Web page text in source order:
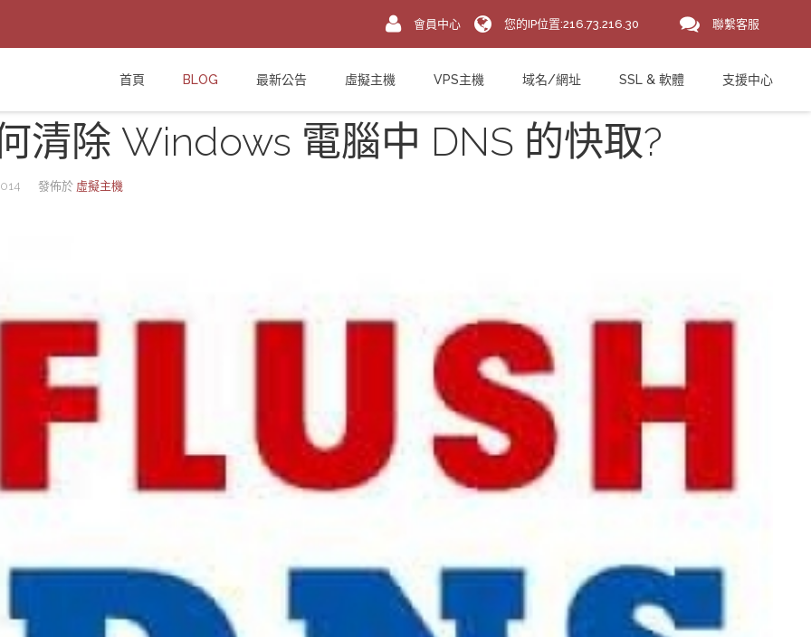
清除 Windows 電腦中 DNS 的快取?
發佈於 虛擬主機
註冊/登入 或註冊會員
信箱
密碼
聯繫客服
您的IP位置:216.73.216.30
會員中心
首頁 BLOG 最新公告 虛擬主機 VPS主機 域名/網址 SSL & 軟體 支援中心